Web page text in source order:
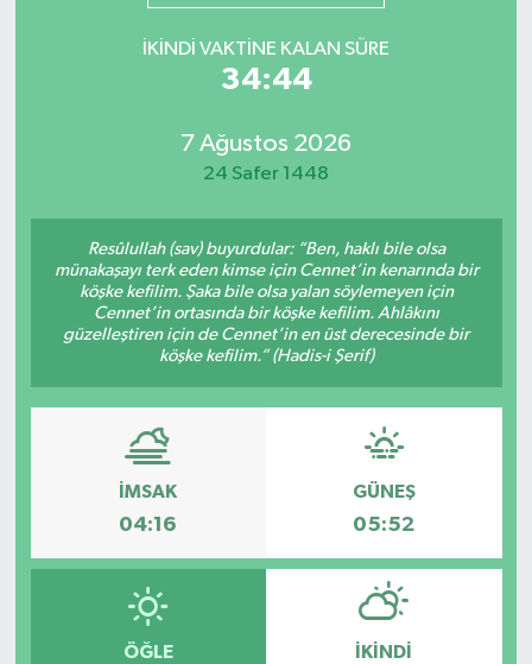
İKINDI VAKTİNE KALAN SÜRE
34:44
7 Ağustos 2026
24 Safer 1448
Resûlullah (sav) buyurdular: “Ben, haklı bile olsa
münakaşayı terk eden kimse için Cennet’in kenarında bir
köşke kefilim. Şaka bile olsa yalan söylemeyen için
Cennet’in ortasında bir köşke kefilim. Ahlâkını
güzelleştiren için de Cennet’in en üst derecesinde bir
köşke kefilim.” (Hadis-i Şerif)
İMSAK
04:16
GÜNEŞ
05:52
ÖĞLE İKINDI